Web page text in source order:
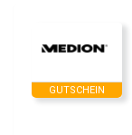
GUTSCHEIN